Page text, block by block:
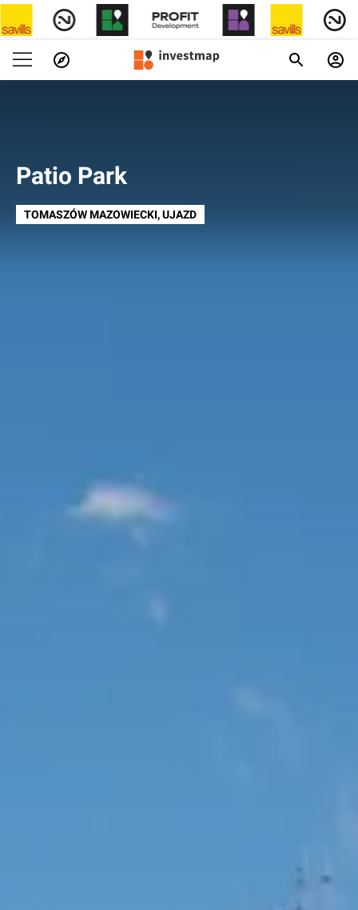
Patio Park
TOMASZÓW MAZOWIECKI, UJAZD